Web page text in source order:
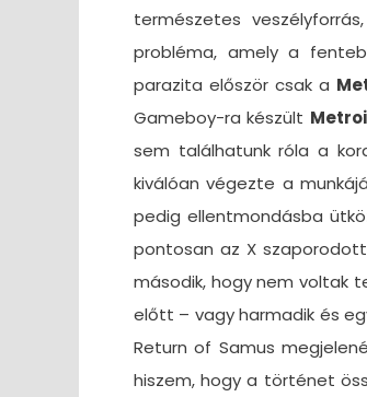
természetes
probléma, amely a
parazita először csak a
Gameboy-ra készült
sem találhatunk róla a
kiválóan végezte a
pedig ellentmondásba
pontosan az X
második, hogy nem voltak
előtt – vagy harmadik és
Return of Samus
hiszem, hogy a történet